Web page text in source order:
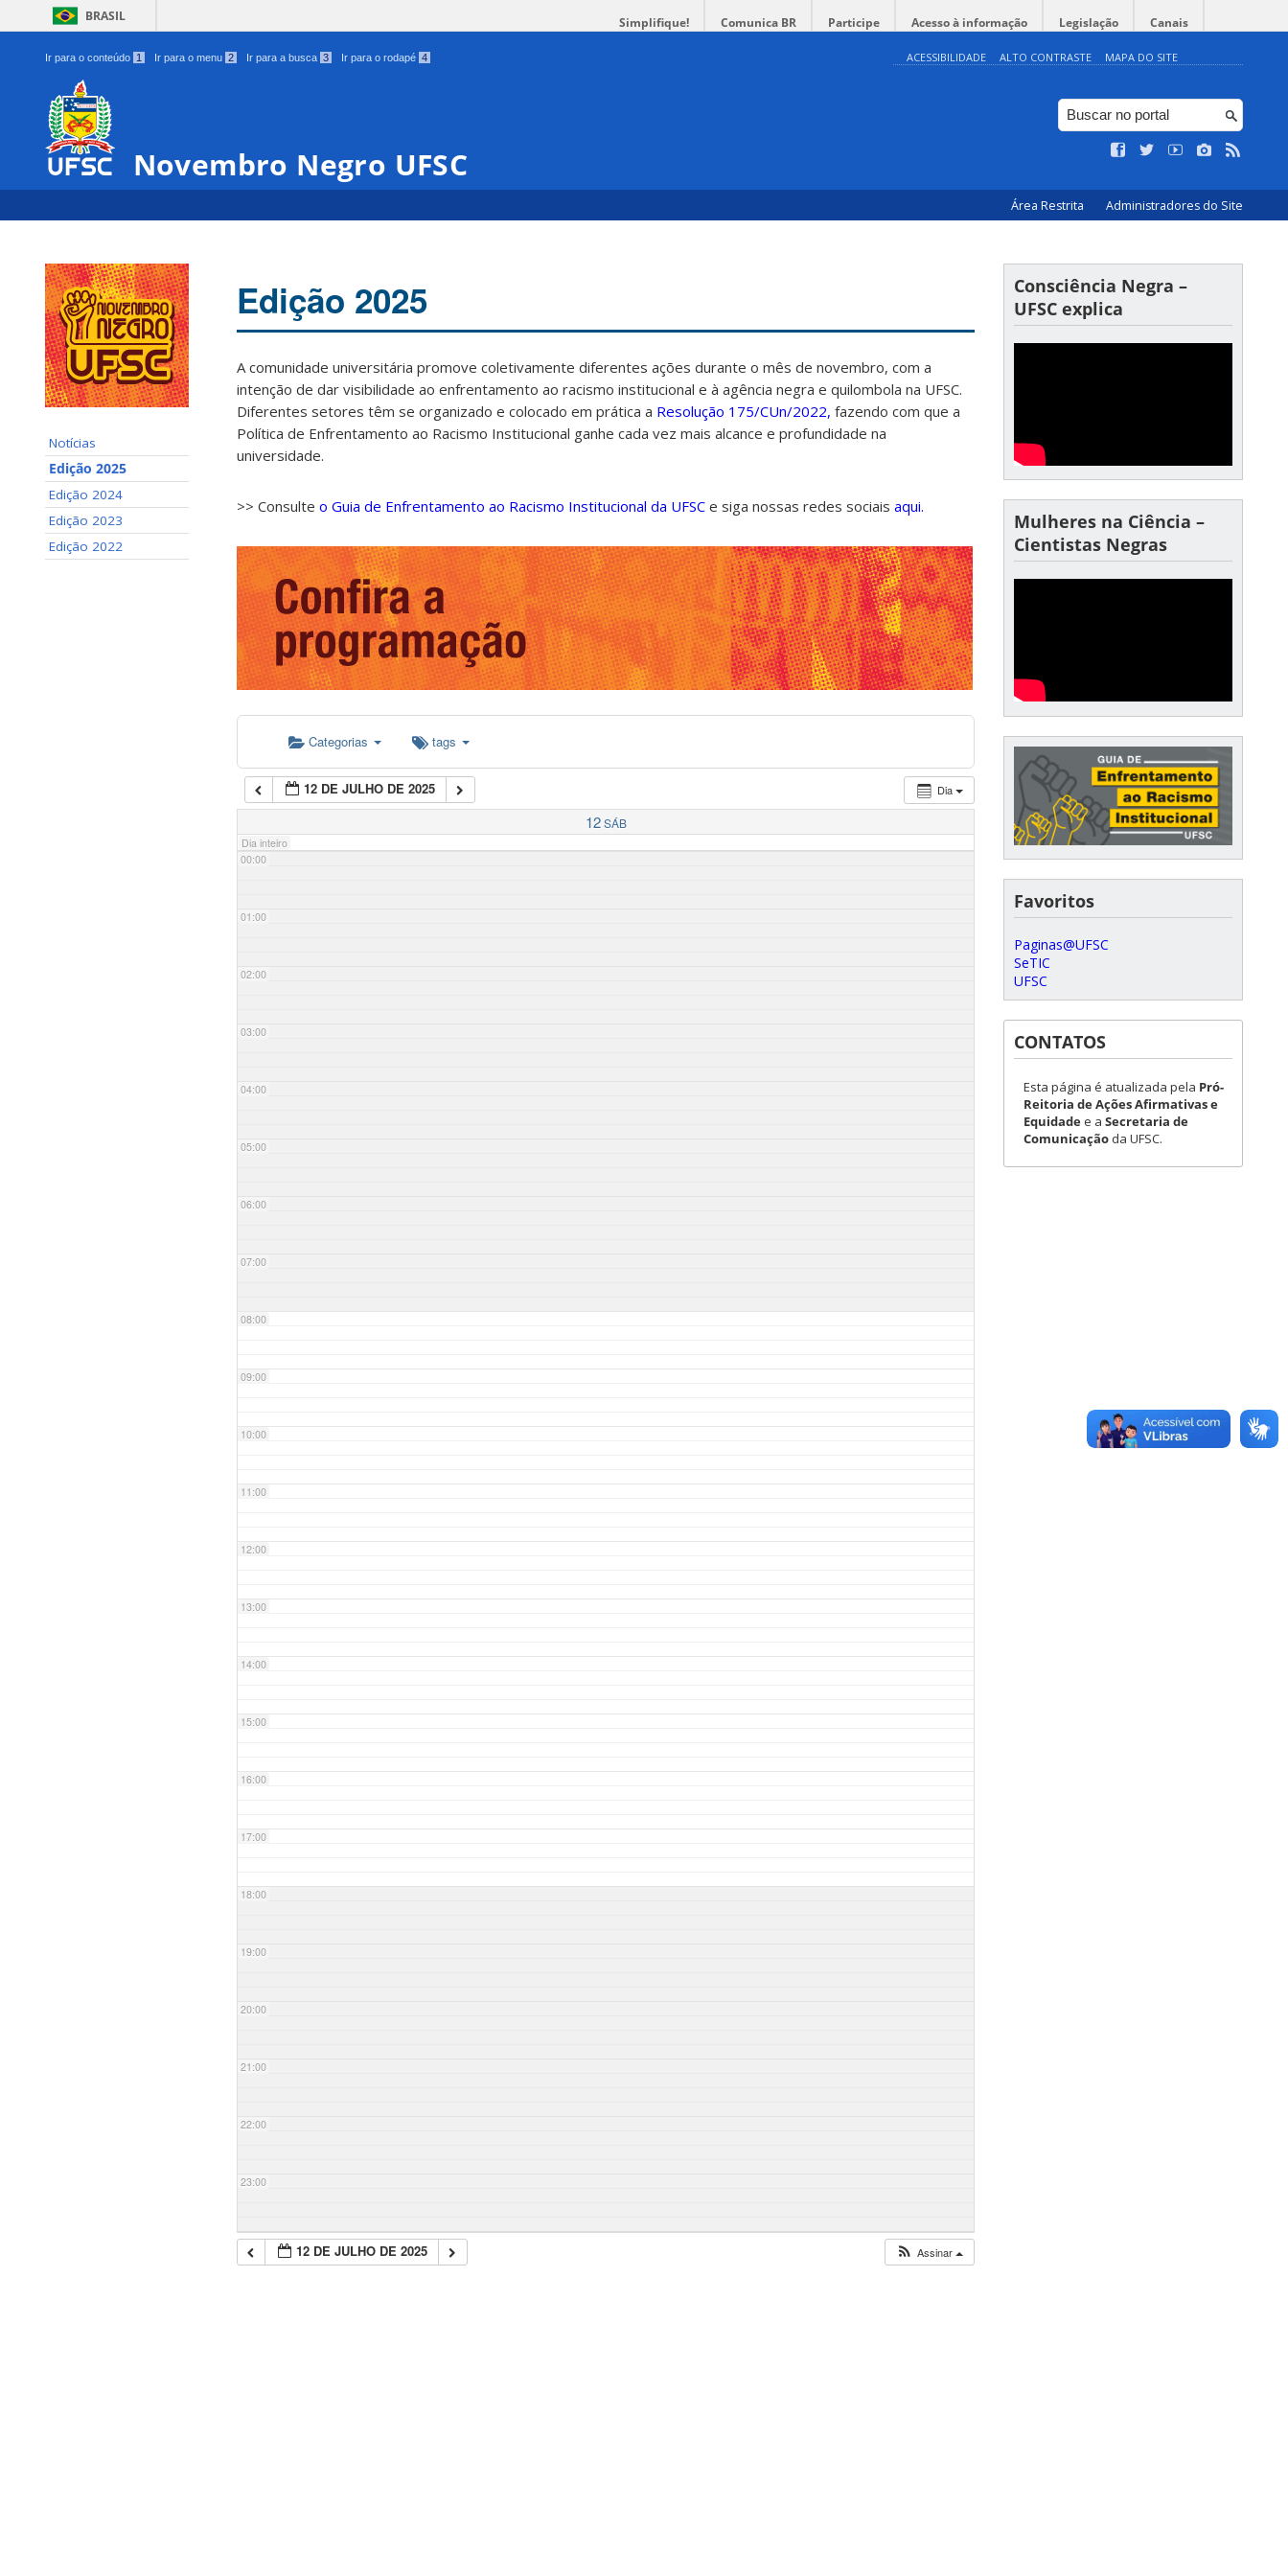
BRASIL Simplifique! Comunica BR Participe Acesso à informação Legislação Canais
Ir para o conteúdo 1 Ir para o menu 2 Ir para a busca 3 Ir para o rodapé 4 ACESSIBILIDADE ALTO CONTRASTE MAPA DO SITE
Novembro Negro UFSC
Área Restrita Administradores do Site
Notícias
Edição 2025
Edição 2024
Edição 2023
Edição 2022
Edição 2025
A comunidade universitária promove coletivamente diferentes ações durante o mês de novembro, com a
intenção de dar visibilidade ao enfrentamento ao racismo institucional e à agência negra e quilombola na UFSC.
Diferentes setores têm se organizado e colocado em prática a Resolução 175/CUn/2022, fazendo com que a
Política de Enfrentamento ao Racismo Institucional ganhe cada vez mais alcance e profundidade na
universidade.
>> Consulte o Guia de Enfrentamento ao Racismo Institucional da UFSC e siga nossas redes sociais aqui.
Categorias tags
Dia
12 DE JULHO DE 2025
12 SÁB
Dia inteiro
00:00
01:00
02:00
03:00
04:00
05:00
06:00
07:00
08:00
09:00
10:00
11:00
12:00
13:00
14:00
15:00
16:00
17:00
18:00
19:00
20:00
21:00
22:00
23:00
12 DE JULHO DE 2025 Assinar
Consciência Negra –
UFSC explica
Mulheres na Ciência –
Cientistas Negras
Favoritos
Paginas@UFSC
SeTIC
UFSC
CONTATOS
Esta página é atualizada pela Pró-
Reitoria de Ações Afirmativas e
Equidadee a Secretaria de
Comunicação da UFSC.